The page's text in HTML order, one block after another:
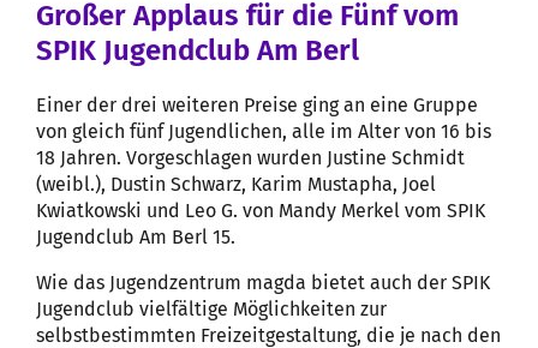
Großer Applaus für die Fünf vom
SPIK Jugendclub Am Berl
Einer der drei weiteren Preise ging an eine Gruppe
von gleich fünf Jugendlichen, alle im Alter von 16 bis
18 Jahren. Vorgeschlagen wurden Justine Schmidt
(weibl.), Dustin Schwarz, Karim Mustapha, Joel
Kwiatkowski und Leo G. von Mandy Merkel vom SPIK
Jugendclub Am Berl 15.
Wie das Jugendzentrum magda bietet auch der SPIK
Jugendclub vielfältige Möglichkeiten zur
selbstbestimmten Freizeitgestaltung, die je nach den